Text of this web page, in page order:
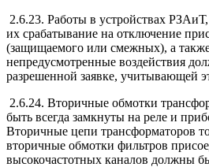
2.6.23. Работы в устройствах
их срабатывание на отключение
(защищаемого или смежных), а
непредусмотренные воздействия
разрешенной заявке, учитывающей
2.6.24. Вторичные обмотки
быть всегда замкнуты на реле и
Вторичные цепи трансформаторов
вторичные обмотки фильтров
высокочастотных каналов должны